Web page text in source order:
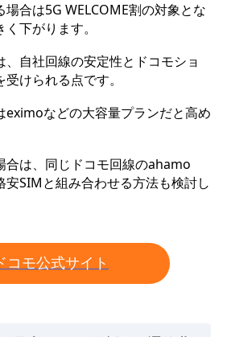
合は5G WELCOME割の対象とな
下がります。
、自社回線の安定性とドコモショ
けられる点です。
eximoなどの大容量プランだと高め
合は、同じドコモ回線のahamo
SIMと組み合わせる方法も検討し
コモ公式サイト